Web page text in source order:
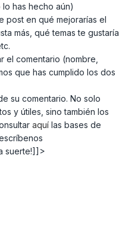
has hecho aún)
post en qué mejorarías el
más, qué temas te gustaría
el comentario (nombre,
que has cumplido los dos
su comentario. No solo
y útiles, sino también los
aquí las bases de
suerte!]]>